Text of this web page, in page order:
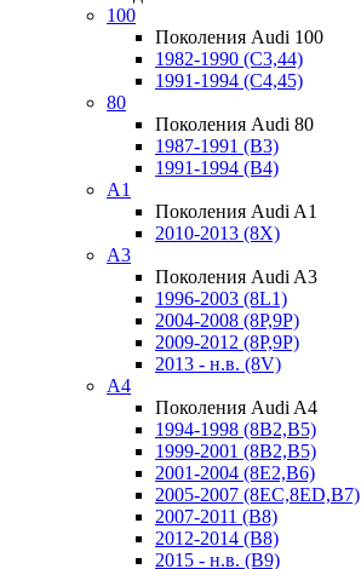
100
Поколения Audi 100
1982-1990 (С3,44)
1991-1994 (С4,45)
80
Поколения Audi 80
1987-1991 (B3)
1991-1994 (B4)
A1
Поколения Audi A1
2010-2013 (8X)
A3
Поколения Audi A3
1996-2003 (8L1)
2004-2008 (8P,9P)
2009-2012 (8P,9P)
2013 - н.в. (8V)
A4
Поколения Audi A4
1994-1998 (8B2,B5)
1999-2001 (8B2,B5)
2001-2004 (8E2,B6)
2005-2007 (8EC,8ED,B7)
2007-2011 (B8)
2012-2014 (B8)
2015 - н.в. (B9)